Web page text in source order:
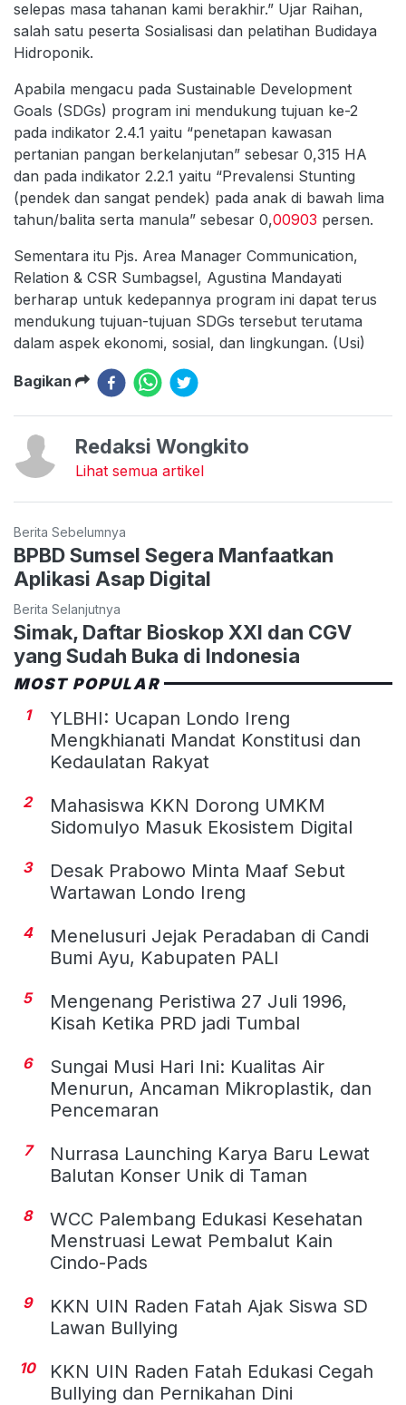
selepas masa tahanan kami berakhir.” Ujar Raihan,
salah satu peserta Sosialisasi dan pelatihan Budidaya
Hidroponik.
Apabila mengacu pada Sustainable Development
Goals (SDGs) program ini mendukung tujuan ke-2
pada indikator 2.4.1 yaitu “penetapan kawasan
pertanian pangan berkelanjutan” sebesar 0,315 HA
dan pada indikator 2.2.1 yaitu “Prevalensi Stunting
(pendek dan sangat pendek) pada anak di bawah lima
tahun/balita serta manula” sebesar 0,00903 persen.
Sementara itu Pjs. Area Manager Communication,
Relation & CSR Sumbagsel, Agustina Mandayati
berharap untuk kedepannya program ini dapat terus
mendukung tujuan-tujuan SDGs tersebut terutama
dalam aspek ekonomi, sosial, dan lingkungan. (Usi)
Bagikan
Redaksi Wongkito
Lihat semua artikel
Berita Sebelumnya
BPBD Sumsel Segera Manfaatkan
Aplikasi Asap Digital
Berita Selanjutnya
Simak, Daftar Bioskop XXI dan CGV
yang Sudah Buka di Indonesia
MOST POPULAR
1
YLBHI: Ucapan Londo Ireng
Mengkhianati Mandat Konstitusi dan
Kedaulatan Rakyat
2
Mahasiswa KKN Dorong UMKM
Sidomulyo Masuk Ekosistem Digital
3
Desak Prabowo Minta Maaf Sebut
Wartawan Londo Ireng
4
Menelusuri Jejak Peradaban di Candi
Bumi Ayu, Kabupaten PALI
5
Mengenang Peristiwa 27 Juli 1996,
Kisah Ketika PRD jadi Tumbal
6
Sungai Musi Hari Ini: Kualitas Air
Menurun, Ancaman Mikroplastik, dan
Pencemaran
7
Nurrasa Launching Karya Baru Lewat
Balutan Konser Unik di Taman
8
WCC Palembang Edukasi Kesehatan
Menstruasi Lewat Pembalut Kain
Cindo-Pads
9
KKN UIN Raden Fatah Ajak Siswa SD
Lawan Bullying
10
KKN UIN Raden Fatah Edukasi Cegah
Bullying dan Pernikahan Dini